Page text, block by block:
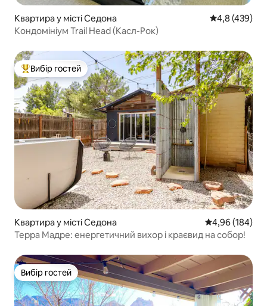
Квартира у місті Седона Середня
4,8 (439)
Кондомініум Trail Head (Касл-Рок)
Топ вибір гостей
Вибір гостей
Квартира у місті Седона Середня
4,96 (184)
Терра Мадре: енергетичний вихор і краєвид на собор!
Вибір гостей
Вибір гостей